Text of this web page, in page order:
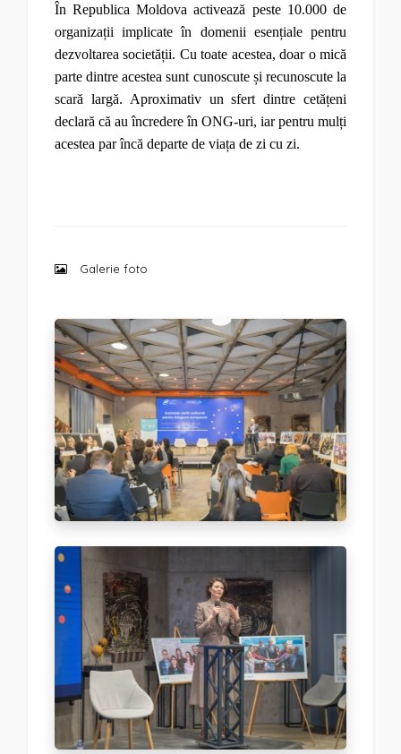
În Republica Moldova activează peste 10.000 de
organizații implicate în domenii esențiale pentru
dezvoltarea societății. Cu toate acestea, doar o mică
parte dintre acestea sunt cunoscute și recunoscute la
scară largă. Aproximativ un sfert dintre cetățeni
declară că au încredere în ONG-uri, iar pentru mulți
acestea par încă departe de viața de zi cu zi.
Galerie foto